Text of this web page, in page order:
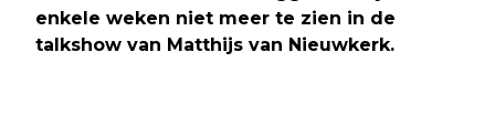
enkele weken niet meer te zien in de
talkshow van Matthijs van Nieuwkerk.